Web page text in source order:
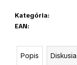
Kategória:
EAN:
Popis Diskusia